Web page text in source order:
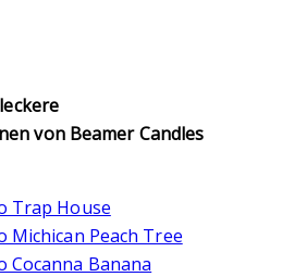
von Beamer Candles
Trap House
Michican Peach Tree
Cocanna Banana